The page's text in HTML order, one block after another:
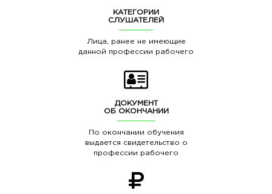
КАТЕГОРИИ
СЛУШАТЕЛЕЙ
Лица, ранее не имеющие
данной профессии рабочего
ДОКУМЕНТ
ОБ ОКОНЧАНИИ
По окончании обучения
выдается свидетельство о
профессии рабочего